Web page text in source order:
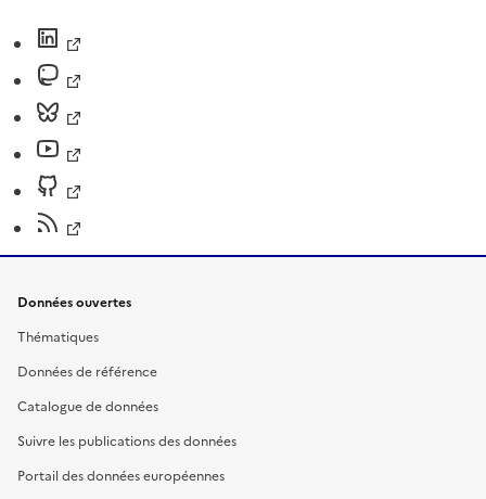
Données ouvertes
Thématiques
Données de référence
Catalogue de données
Suivre les publications des données
Portail des données européennes